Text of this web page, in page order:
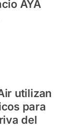
AYA
utilizan
para
del